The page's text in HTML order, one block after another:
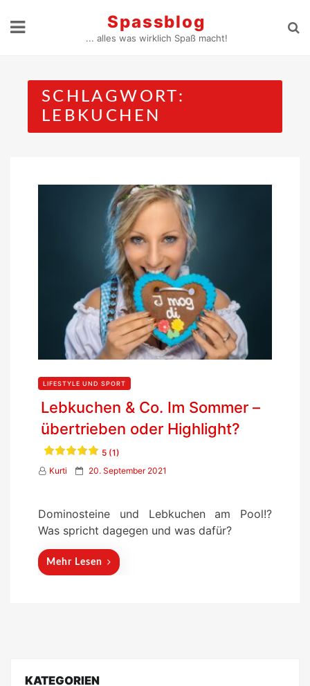
Spassblog
... alles was wirklich Spaß macht!
SCHLAGWORT:
LEBKUCHEN
LIFESTYLE UND SPORT
Lebkuchen & Co. Im Sommer –
übertrieben oder Highlight?
5 (1)
Kurti
P
t
e
20. September 2021
Dominosteine und Lebkuchen am Pool!?
Was spricht dagegen und was dafür?
Mehr Lesen
KATEGORIEN